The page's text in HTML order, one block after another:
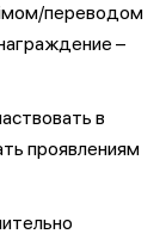
переводом
–
в
проявлениям